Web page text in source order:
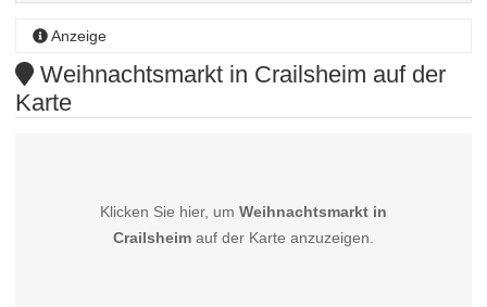
Anzeige
Weihnachtsmarkt in Crailsheim auf der
Karte
Klicken Sie hier, um Weihnachtsmarkt in
Crailsheimauf der Karte anzuzeigen.